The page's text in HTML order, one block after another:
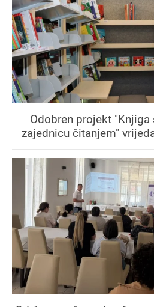
Odobren projekt
zajednicu čitanjem"